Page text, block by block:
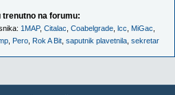
na forumu:
1MAP, Citalac Coabelgrade lcc MiGac
Pero Rok A Bit saputnik plavetnila sekretar